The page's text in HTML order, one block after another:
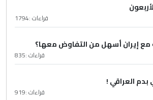
قراءات :1794
مع إيران أسهل من التفاوض معها؟
قراءات :835
العراقي !
قراءات :919